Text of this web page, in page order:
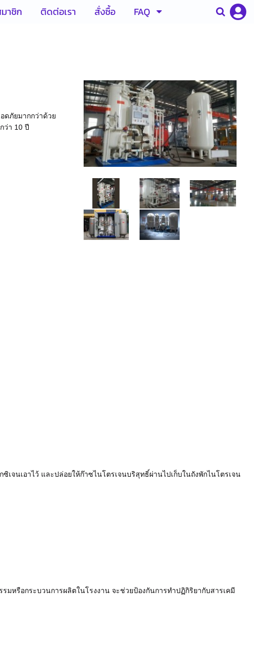
าชิก ติดต่อเรา สั่งซื้อ FAQ
ดภัยมากกว่าด้วย
ว่า 10 ปี
เจนเอาไว้ และปล่อยให้ก๊าซไนโตรเจนบริสุทธิ์ผ่านไปเก็บในถังพักไนโตรเจน
มหรือกระบวนการผลิตในโรงงาน จะช่วยป้องกันการทำปฏิกิริยากับสารเคมี